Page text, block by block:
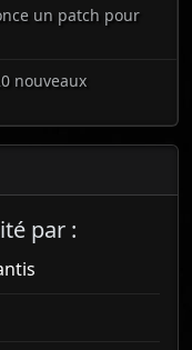
un patch pour
nouveaux
par :